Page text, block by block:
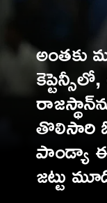
అంతకు
తొలిసారి
పాండ్యా
జట్టు